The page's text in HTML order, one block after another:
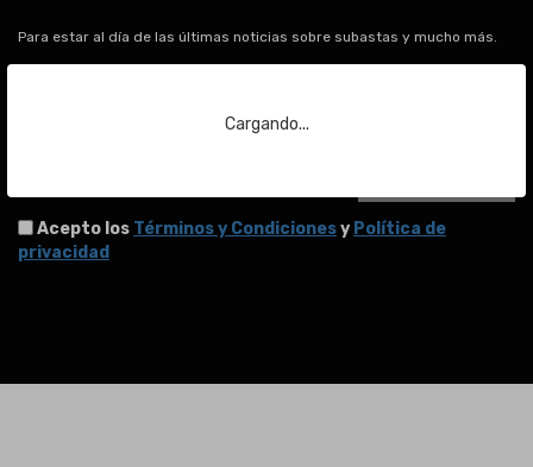
Cargando...
Para estar al día de las últimas noticias sobre subastas y mucho más.
Acepto los Términos y Condicionesy Política de
privacidad